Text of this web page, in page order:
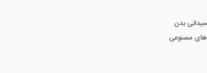
مصنوعی